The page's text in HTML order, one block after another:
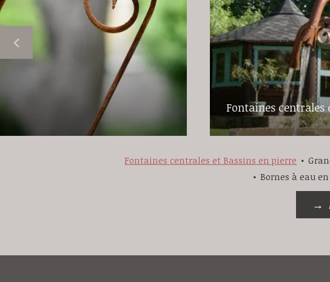
Fontaines centrales
Fontaines centrales et Bassins en pierre
Bornes à eau